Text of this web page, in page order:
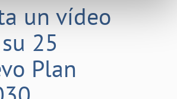
un vídeo
25
Plan